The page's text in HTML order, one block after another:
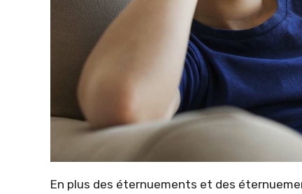
En plus des éternuements et des